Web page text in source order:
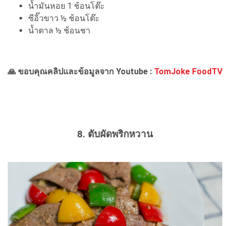
น้ำมันหอย 1 ช้อนโต๊ะ
ซีอิ๊วขาว ½ ช้อนโต๊ะ
น้ำตาล ½ ช้อนชา
🙏 ขอบคุณคลิปและข้อมูลจาก Youtube : TomJoke FoodTV
8. ตับผัดพริกหวาน